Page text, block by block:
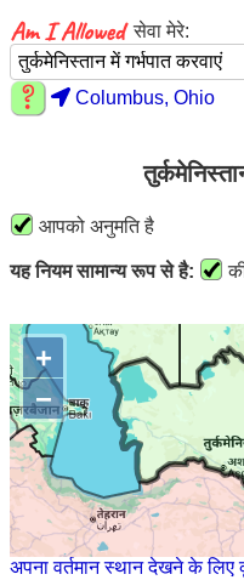
सेवा मेरे:
Columbus, Ohio
आपको अनुमति है
यह नियम सामान्य रूप से है:
+
−
अपना वर्तमान स्थान देखने के